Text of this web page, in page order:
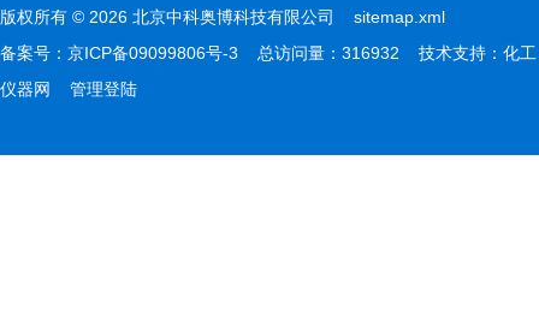
版权所有 © 2026 北京中科奥博科技有限公司 sitemap.xml
备案号： 京ICP备09099806号-3 总访问量：316932 技术支持： 化工
仪器网
管理登陆